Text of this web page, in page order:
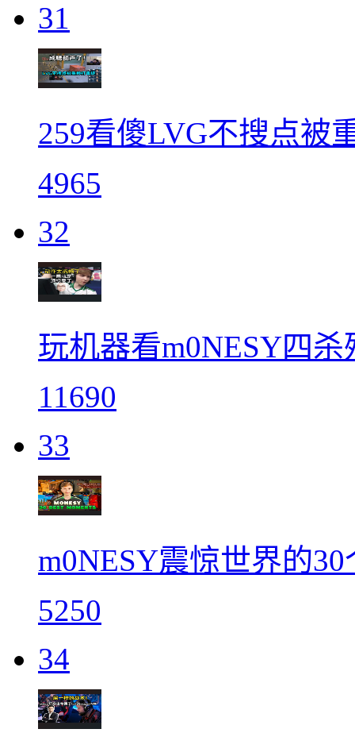
31
259看傻LVG不搜点被
4965
32
玩机器看m0NESY四
11690
33
m0NESY震惊世界的
5250
34